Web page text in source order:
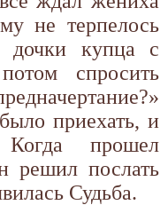
не терпелось
дочки купца с
спросить
приехать, и
прошел
решил послать
Судьба.